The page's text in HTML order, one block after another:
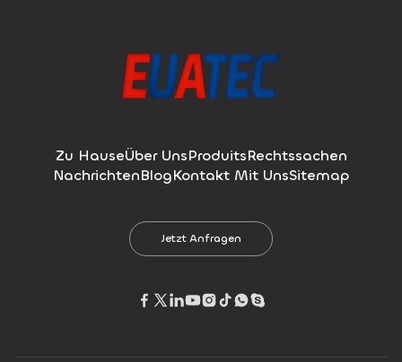
Zu HauseÜber UnsProduitsRechtssachen
NachrichtenBlogKontakt Mit UnsSitemap
Jetzt Anfragen